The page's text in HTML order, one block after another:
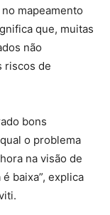
mapeamento
que, muitas
não
riscos de
bons
o problema
na visão de
baixa”, explica